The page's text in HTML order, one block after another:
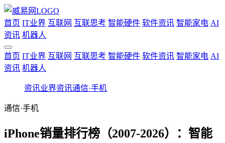
首页 IT业界 互联网 互联思考 智能硬件 软件资讯 智能家电 AI
资讯 机器人
首页 IT业界 互联网 互联思考 智能硬件 软件资讯 智能家电 AI
资讯 机器人
资讯业界资讯通信·手机
通信·手机
iPhone销量排行榜（2007-2026）：智能